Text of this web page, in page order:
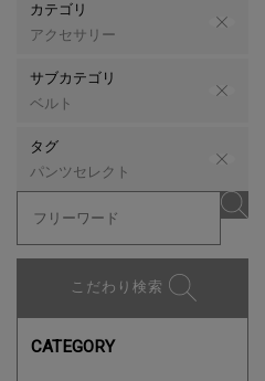
カテゴリ
アクセサリー
サブカテゴリ
ベルト
タグ
パンツセレクト
こだわり検索
CATEGORY